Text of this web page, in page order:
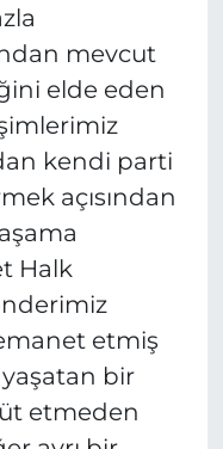
mevcut
elde eden
kendi parti
açısından
Halk
etmiş
bir
etmeden